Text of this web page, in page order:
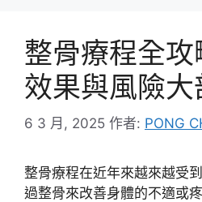
整骨療程全攻
效果與風險大
6 3 月, 2025 作者: PONG
整骨療程在近年來越來越受
過整骨來改善身體的不適或